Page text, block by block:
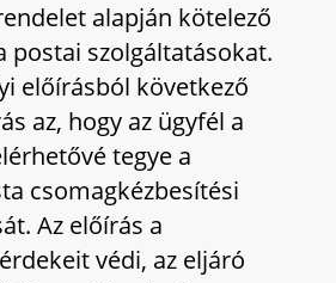
alapján kötelező
postai szolgáltatásokat.
előírásból következő
az, hogy az ügyfél a
tegye a
csomagkézbesítési
Az előírás a
védi, az eljáró